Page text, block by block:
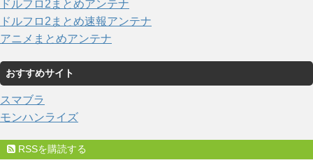
ドルフロ2まとめアンテナ
ドルフロ2まとめ速報アンテナ
アニメまとめアンテナ
おすすめサイト
スマブラ
モンハンライズ
RSSを購読する